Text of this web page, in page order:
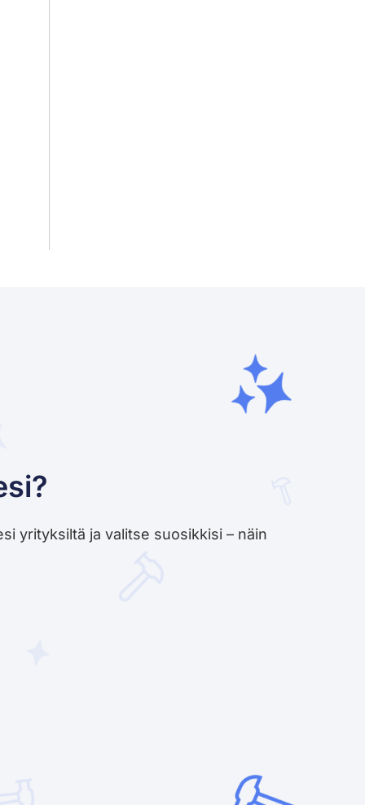
yrityksiltä ja valitse suosikkisi – näin